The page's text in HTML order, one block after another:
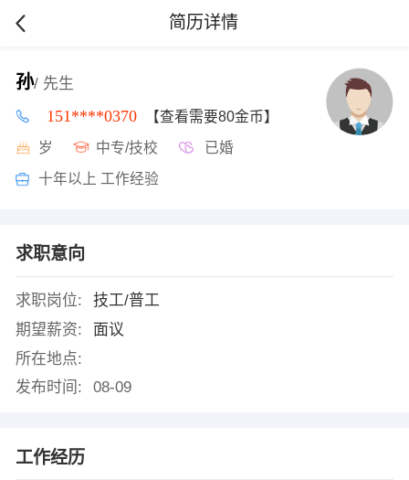
简历详情
孙/ 先生
151****0370 【查看需要80金币】
岁 中专/技校 已婚
十年以上 工作经验
求职意向
求职岗位:
技工/普工
期望薪资:
面议
所在地点:
发布时间:
08-09
工作经历